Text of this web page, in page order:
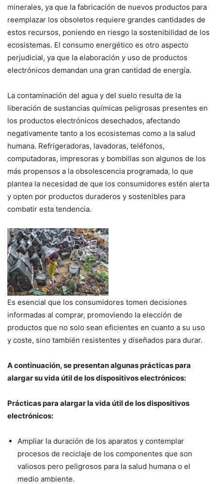
minerales, ya que la fabricación de nuevos productos para
reemplazar los obsoletos requiere grandes cantidades de
estos recursos, poniendo en riesgo la sostenibilidad de los
ecosistemas. El consumo energético es otro aspecto
perjudicial, ya que la elaboración y uso de productos
electrónicos demandan una gran cantidad de energía.
La contaminación del agua y del suelo resulta de la
liberación de sustancias químicas peligrosas presentes en
los productos electrónicos desechados, afectando
negativamente tanto a los ecosistemas como a la salud
humana. Refrigeradoras, lavadoras, teléfonos,
computadoras, impresoras y bombillas son algunos de los
más propensos a la obsolescencia programada, lo que
plantea la necesidad de que los consumidores estén alerta
y opten por productos duraderos y sostenibles para
combatir esta tendencia.
Es esencial que los consumidores tomen decisiones
informadas al comprar, promoviendo la elección de
productos que no solo sean eficientes en cuanto a su uso
y coste, sino también resistentes y diseñados para durar.
A continuación, se presentan algunas prácticas para
alargar su vida útil de los dispositivos electrónicos:
Prácticas para alargar la vida útil de los dispositivos
electrónicos:
Ampliar la duración de los aparatos y contemplar
procesos de reciclaje de los componentes que son
valiosos pero peligrosos para la salud humana o el
medio ambiente.